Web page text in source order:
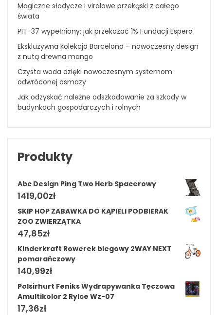
Magiczne słodycze i viralowe przekąski z całego
świata
PIT-37 wypełniony: jak przekazać 1% Fundacji Espero
Ekskluzywna kolekcja Barcelona – nowoczesny design
z nutą drewna mango
Czysta woda dzięki nowoczesnym systemom
odwróconej osmozy
Jak odzyskać należne odszkodowanie za szkody w
budynkach gospodarczych i rolnych
Produkty
Abc Design Ping Two Herb Spacerowy
1419,00zł
SKIP HOP ZABAWKA DO KĄPIELI PODBIERAK
ZOO ZWIERZĄTKA
47,85zł
Kinderkraft Rowerek biegowy 2WAY NEXT
pomarańczowy
140,99zł
Polsirhurt Feniks Wydrapywanka Tęczowa
Amultikolor 2 Rylce Wz-07
17,36zł